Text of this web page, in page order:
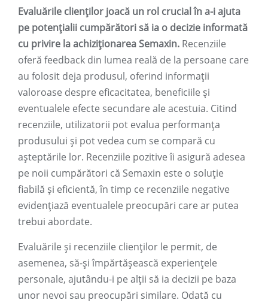
Evaluările clienților joacă un rol crucial în a-i ajuta
pe potențialii cumpărători să ia o decizie informată
cu privire la achiziționarea Semaxin. Recenziile
oferă feedback din lumea reală de la persoane care
au folosit deja produsul, oferind informații
valoroase despre eficacitatea, beneficiile și
eventualele efecte secundare ale acestuia. Citind
recenziile, utilizatorii pot evalua performanța
produsului și pot vedea cum se compară cu
așteptările lor. Recenziile pozitive îi asigură adesea
pe noii cumpărători că Semaxin este o soluție
fiabilă și eficientă, în timp ce recenziile negative
evidențiază eventualele preocupări care ar putea
trebui abordate.
Evaluările și recenziile clienților le permit, de
asemenea, să-și împărtășească experiențele
personale, ajutându-i pe alții să ia decizii pe baza
unor nevoi sau preocupări similare. Odată cu